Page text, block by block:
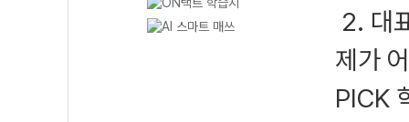
2. 대
제가
PICK